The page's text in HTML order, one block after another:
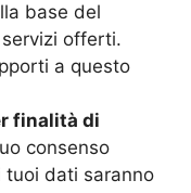
base del
offerti.
a questo
finalità di
consenso
tuoi dati saranno